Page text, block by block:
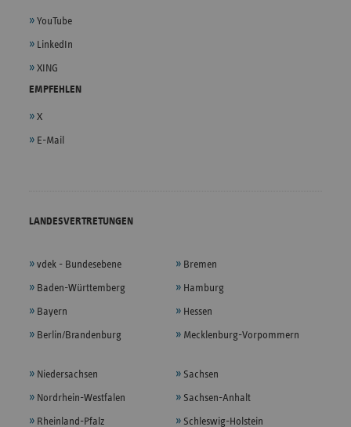
YouTube
LinkedIn
XING
EMPFEHLEN
X
E-Mail
LANDESVERTRETUNGEN
vdek - Bundesebene
Baden-Württemberg
Bayern
Berlin/Brandenburg
Bremen
Hamburg
Hessen
Mecklenburg-Vorpommern
Niedersachsen
Nordrhein-Westfalen
Rheinland-Pfalz
Sachsen
Sachsen-Anhalt
Schleswig-Holstein